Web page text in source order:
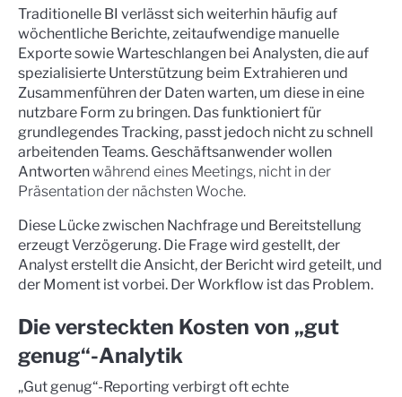
Traditionelle BI verlässt sich weiterhin häufig auf
wöchentliche Berichte, zeitaufwendige manuelle
Exporte sowie Warteschlangen bei Analysten, die auf
spezialisierte Unterstützung beim Extrahieren und
Zusammenführen der Daten warten, um diese in eine
nutzbare Form zu bringen. Das funktioniert für
grundlegendes Tracking, passt jedoch nicht zu schnell
arbeitenden Teams. Geschäftsanwender wollen
Antwortenwährend eines Meetings, nicht in der
Präsentation der nächsten Woche.
Diese Lücke zwischen Nachfrage und Bereitstellung
erzeugt Verzögerung. Die Frage wird gestellt, der
Analyst erstellt die Ansicht, der Bericht wird geteilt, und
der Moment ist vorbei. Der Workflow ist das Problem.
Die versteckten Kosten von „gut
genug“-Analytik
„Gut genug“-Reporting verbirgt oft echte